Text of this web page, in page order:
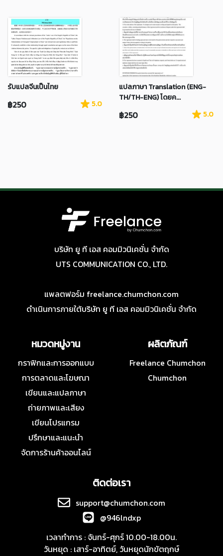
รับแปลจีนเป็นไทย
฿250 5.0
แปลภาษา Translation (ENG-
TH/TH-ENG) โดยค...
฿250 5.0
บริษัท ยู ที เอส คอมมิวนิเคชั่น จำกัด
UTS COMMUNICATION CO., LTD.
แพลตฟอร์ม freelance.chumchon.com
ดำเนินการภายใต้บริษัท ยู ที เอส คอมมิวนิเคชั่น จำกัด
หมวดหมู่งาน
กราฟิกและการออกแบบ
การตลาดและโฆษณา
เขียนและแปลภาษา
ถ่ายภาพและเสียง
เขียนโปรแกรม
ปรึกษาและแนะนำ
จัดการร้านค้าออนไลน์
ผลิตภัณฑ์
Freelance Chumchon
Chumchon
ติดต่อเรา
support@chumchon.com
@946lndxp
เวลาทำการ : จันทร์-ศุกร์ 10.00-18.00น.
วันหยุด : เสาร์-อาทิตย์, วันหยุดนักขัตฤกษ์